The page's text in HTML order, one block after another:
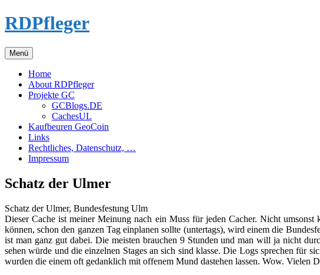
Zum
Inhalt
RDPfleger
Menü
Home
About RDPfleger
Projekte GC
GCBlogs.DE
CachesUL
Kaufbeuren GeoCoin
Links
Rechtliches, Datenschutz, …
Impressum
Schatz der Ulmer
Schatz der Ulmer, Bundesfestung Ulm
Dieser Cache ist meiner Meinung nach ein Muss für jeden Cacher. Nicht
können, schon den ganzen Tag einplanen sollte (untertags), wird einem die
ist man ganz gut dabei. Die meisten brauchen 9 Stunden und man will ja nicht
sehen würde und die einzelnen Stages an sich sind klasse. Die Logs sprechen für
wurden die einem oft gedanklich mit offenem Mund dastehen lassen. Wow. Vielen